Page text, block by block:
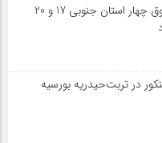
امتحانات نهایی معوق چهار استان جنوبی 17 و 20
زیر ۱۰۰۰ کنکور در تربت‌حیدریه بورسیه